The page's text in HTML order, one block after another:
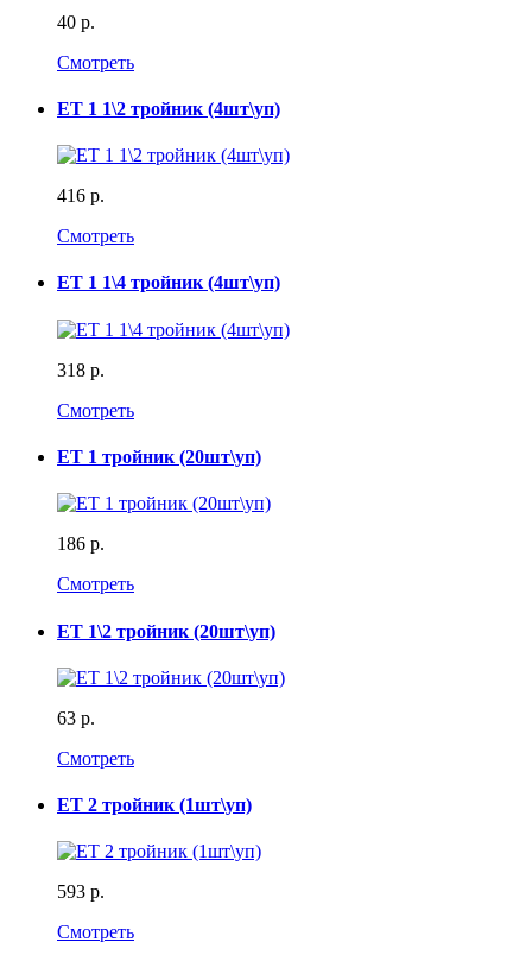
40 р.
Смотреть
ET 1 1\2 тройник (4шт\уп)
416 р.
Смотреть
ET 1 1\4 тройник (4шт\уп)
318 р.
Смотреть
ET 1 тройник (20шт\уп)
186 р.
Смотреть
ET 1\2 тройник (20шт\уп)
63 р.
Смотреть
ET 2 тройник (1шт\уп)
593 р.
Смотреть